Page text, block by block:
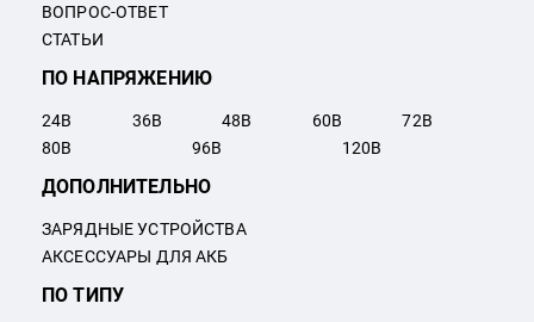
ВОПРОС-ОТВЕТ
СТАТЬИ
ПО НАПРЯЖЕНИЮ
24В 36В 48В 60В 72В
80В 96В 120В
ПО ТИПУ
ДОПОЛНИТЕЛЬНО
ЗАРЯДНЫЕ УСТРОЙСТВА
АКСЕССУАРЫ ДЛЯ АКБ